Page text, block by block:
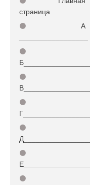
страница
⚫
А
⚫
Б_________________
⚫
В_________________
⚫
Г_________________
⚫
Д_________________
⚫
Е_________________
⚫